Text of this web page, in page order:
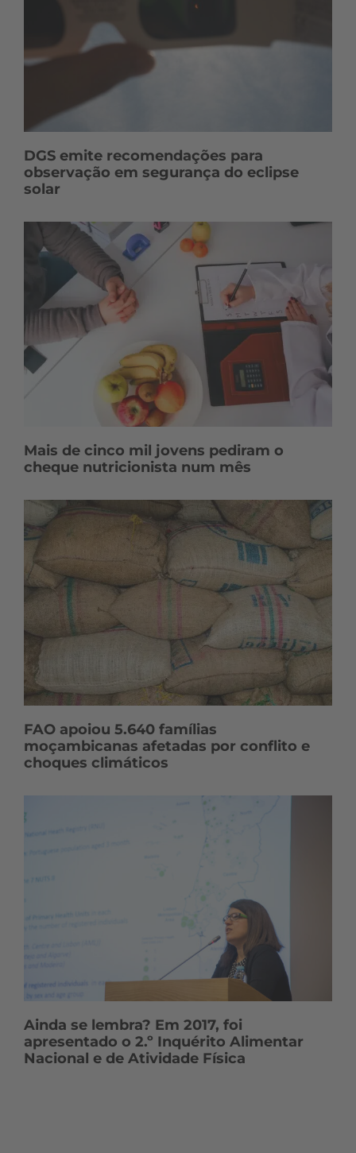
DGS emite recomendações para
observação em segurança do eclipse
solar
Mais de cinco mil jovens pediram o
cheque nutricionista num mês
FAO apoiou 5.640 famílias
moçambicanas afetadas por conflito e
choques climáticos
Ainda se lembra? Em 2017, foi
apresentado o 2.º Inquérito Alimentar
Nacional e de Atividade Física